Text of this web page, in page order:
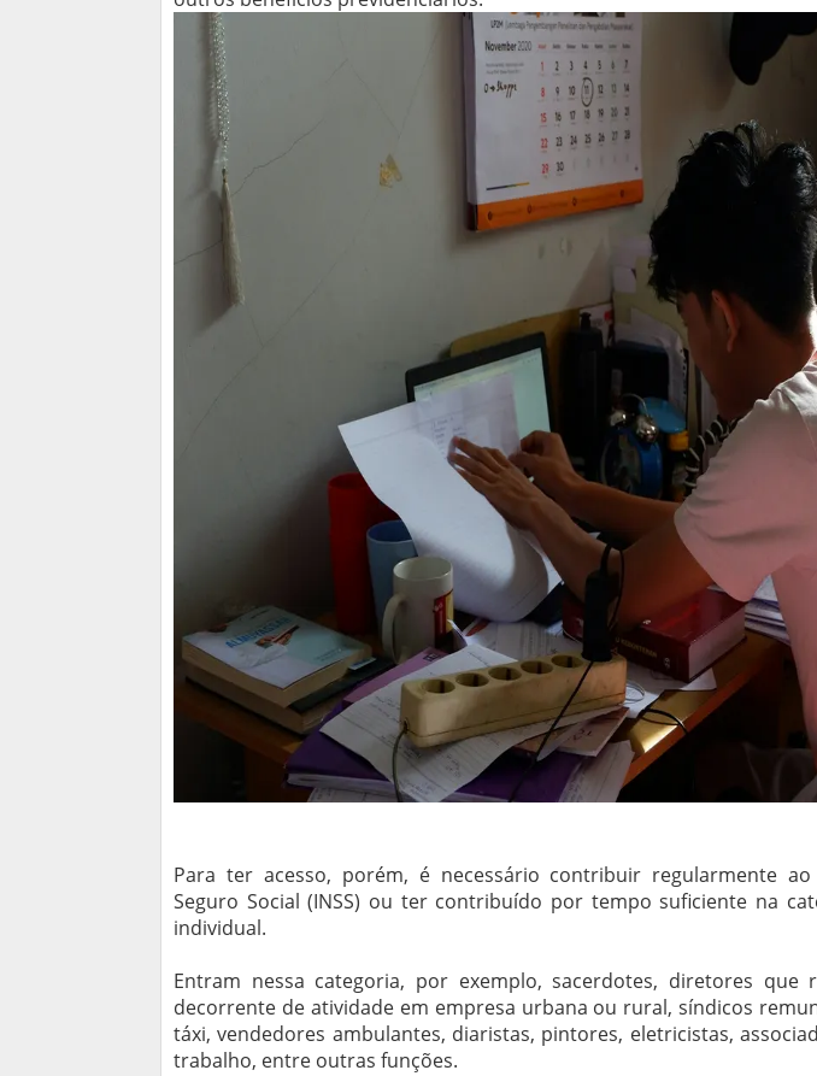
Para ter acesso, porém, é necessário contribuir regularmente
Seguro Social (INSS) ou ter contribuído por tempo suficiente na
individual.
Entram nessa categoria, por exemplo, sacerdotes, diretores que
decorrente de atividade em empresa urbana ou rural, síndicos
táxi, vendedores ambulantes, diaristas, pintores, eletricistas,
trabalho, entre outras funções.